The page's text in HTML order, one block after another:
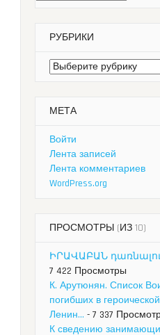
РУБРИКИ
Рубрики
МЕТА
Войти
Лента записей
Лента комментариев
WordPress.org
ПРОСМОТРЫ (ИЗ 10)
ԻՐԱՎԱԲԱՆ
7 422 Просмотры
К. Арутюнян. Список
погибших в
Ленин... - 7 337
К сведению